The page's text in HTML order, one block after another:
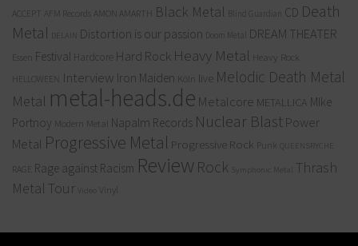
ACCEPT AFM Records AMON AMARTH Black Metal Blind Guardian CD Death
Metal
DELAIN Distortion is our passion Doom Metal DREAM THEATER
Essen Festival Hardcore Hard Rock Heavy Metal Heavy Rock
HELLOWEEN Interview Iron Maiden Köln live Melodic Death Metal
Metal metal-heads.de Metalcore METALLICA MIke
Portnoy Modern Metal Napalm Records Nuclear Blast Power
Metal Progressive Metal Progressive Rock Punk QUEENSRYCHE
RAGE Rage against Racism Review Rock Symphonic Metal
Thrash
Metal Tour Video Vinyl